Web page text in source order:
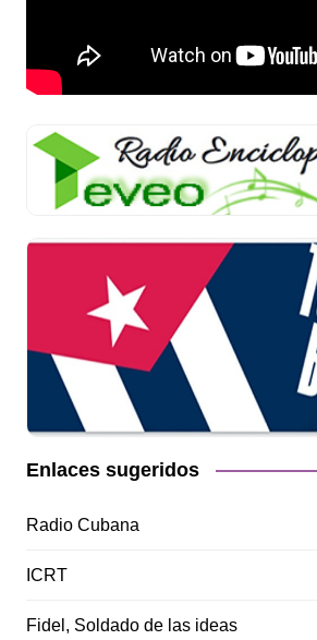
Enlaces sugeridos
Radio Cubana
ICRT
Fidel, Soldado de las ideas